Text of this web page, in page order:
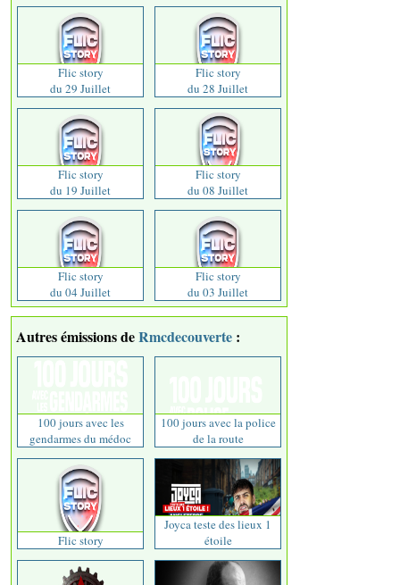
Flic story
du 29 Juillet
Flic story
du 28 Juillet
Flic story
du 19 Juillet
Flic story
du 08 Juillet
Flic story
du 04 Juillet
Flic story
du 03 Juillet
Autres émissions deRmcdecouverte :
100 jours avec les
gendarmes du médoc
100 jours avec la police
de la route
Flic story
Joyca teste des lieux 1
étoile